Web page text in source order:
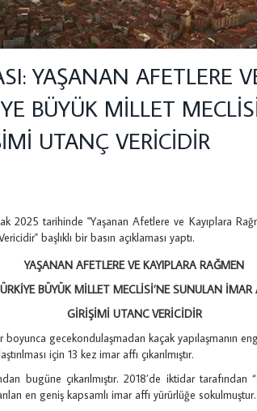
YAŞANAN AFETLERE
BÜYÜK MİLLET
UTANÇ VERİCİDİR
2025 tarihinde "Yaşanan Afetlere ve Kayıplara
başlıklı bir basın açıklaması yaptı.
YAŞANAN AFETLERE VE KAYIPLARA RAĞMEN
BÜYÜK MİLLET MECLİSİ’NE SUNULAN İMAR
GİRİŞİMİ UTANÇ VERİCİDİR
boyunca gecekondulaşmadan kaçak yapılaşmanın
için 13 kez imar affı çıkarılmıştır.
bugüne çıkarılmıştır. 2018’de iktidar tarafından
en geniş kapsamlı imar affı yürürlüğe sokulmuştur.